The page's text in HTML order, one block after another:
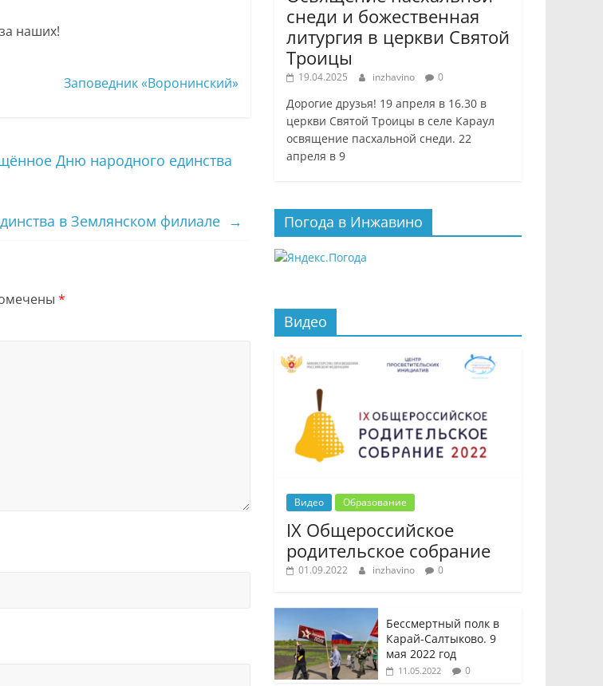
наших!
Заповедник «Воронинский»
Дню народного единства
в Землянском филиале →
*
снеди и божественная
литургия в церкви Святой
Троицы
19.04.2025 inzhavino 0
Дорогие друзья! 19 апреля в 16.30 в
церкви Святой Троицы в селе Караул
освящение пасхальной снеди. 22
апреля в 9
Погода в Инжавино
Видео
Видео Образование
IX Общероссийское
родительское собрание
01.09.2022 inzhavino 0
Бессмертный полк в
Карай-Салтыково. 9
мая 2022 год
11.05.2022 0